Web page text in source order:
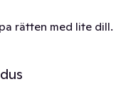
rätten med lite dill.